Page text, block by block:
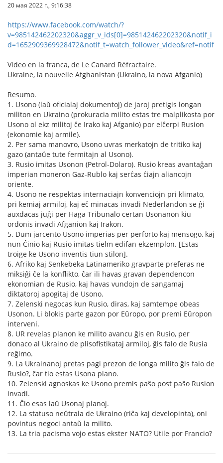
20 мая 2022 г., 9:16:38
https://www.facebook.com/watch/?
v=985142462202320&aggr_v_ids[0]=985142462202320&notif_i
d=1652909369928472&notif_t=watch_follower_video&ref=notif
Video en la franca, de Le Canard Réfractaire.
Ukraine, la nouvelle Afghanistan (Ukraino, la nova Afganio)
Resumo.
1. Usono (laŭ oficialaj dokumentoj) de jaroj pretigis longan
militon en Ukraino (prokuracia milito estas tre malplikosta por
Usono ol ekz militoj ĉe Irako kaj Afganio) por elĉerpi Rusion
(ekonomie kaj armile).
2. Per sama manovro, Usono uvras merkatojn de tritiko kaj
gazo (antaŭe tute fermitajn al Usono).
3. Rusio imitas Usonon (Petrol-Dolaro). Rusio kreas avantaĝan
imperian moneron Gaz-Rublo kaj serĉas ĉiajn aliancojn
oriente.
4. Usono ne respektas internaciajn konvenciojn pri klimato,
pri kemiaj armiloj, kaj eĉ minacas invadi Nederlandon se ĝi
auxdacas juĝi per Haga Tribunalo certan Usonanon kiu
ordonis invadi Afganion kaj Irakon.
5. Dum jarcento Usono imperias per perforto kaj mensogo, kaj
nun Ĉinio kaj Rusio imitas tielm edifan ekzemplon. [Estas
troige ke Usono inventis tiun stilon].
6. Afriko kaj Senkebeka Latinameriko gravparte preferas ne
miksiĝi ĉe la konflikto, ĉar ili havas gravan dependencon
ekonomian de Rusio, kaj havas vundojn de sangamaj
diktatoroj apogitaj de Usono.
7. Zelenski negocas kun Rusio, diras, kaj samtempe obeas
Usonon. Li blokis parte gazon por Eŭropo, por premi Eŭropon
interveni.
8. UR revelas planon ke milito avancu ĝis en Rusio, per
donaco al Ukraino de plisofistikataj armiloj, ĝis falo de Rusia
reĝimo.
9. La Ukrainanoj pretas pagi prezon de longa milito ĝis falo de
Rusio?, ĉar tio estas Usona plano.
10. Zelenski agnoskas ke Usono premis paŝo post paŝo Rusion
invadi.
11. Ĉio esas laŭ Usonaj planoj.
12. La statuso neŭtrala de Ukraino (riĉa kaj developinta), oni
povintus negoci antaŭ la milito.
13. La tria pacisma vojo estas ekster NATO? Utile por Francio?